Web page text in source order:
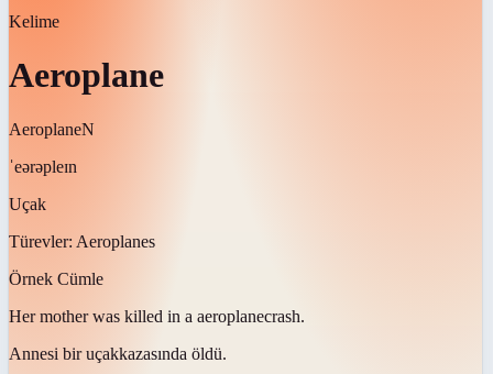
Kelime
Aeroplane
AeroplaneN
ˈeərəpleɪn
Uçak
Türevler: Aeroplanes
Örnek Cümle
Her mother was killed in a aeroplanecrash.
Annesi bir uçakkazasında öldü.